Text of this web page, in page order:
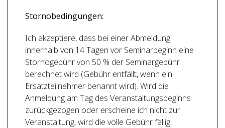
Stornobedingungen:
Ich akzeptiere, dass bei einer Abmeldung
innerhalb von 14 Tagen vor Seminarbeginn eine
Stornogebühr von 50 % der Seminargebühr
berechnet wird (Gebühr entfällt, wenn ein
Ersatzteilnehmer benannt wird). Wird die
Anmeldung am Tag des Veranstaltungsbeginns
zurückgezogen oder erscheine ich nicht zur
Veranstaltung, wird die volle Gebühr fällig.